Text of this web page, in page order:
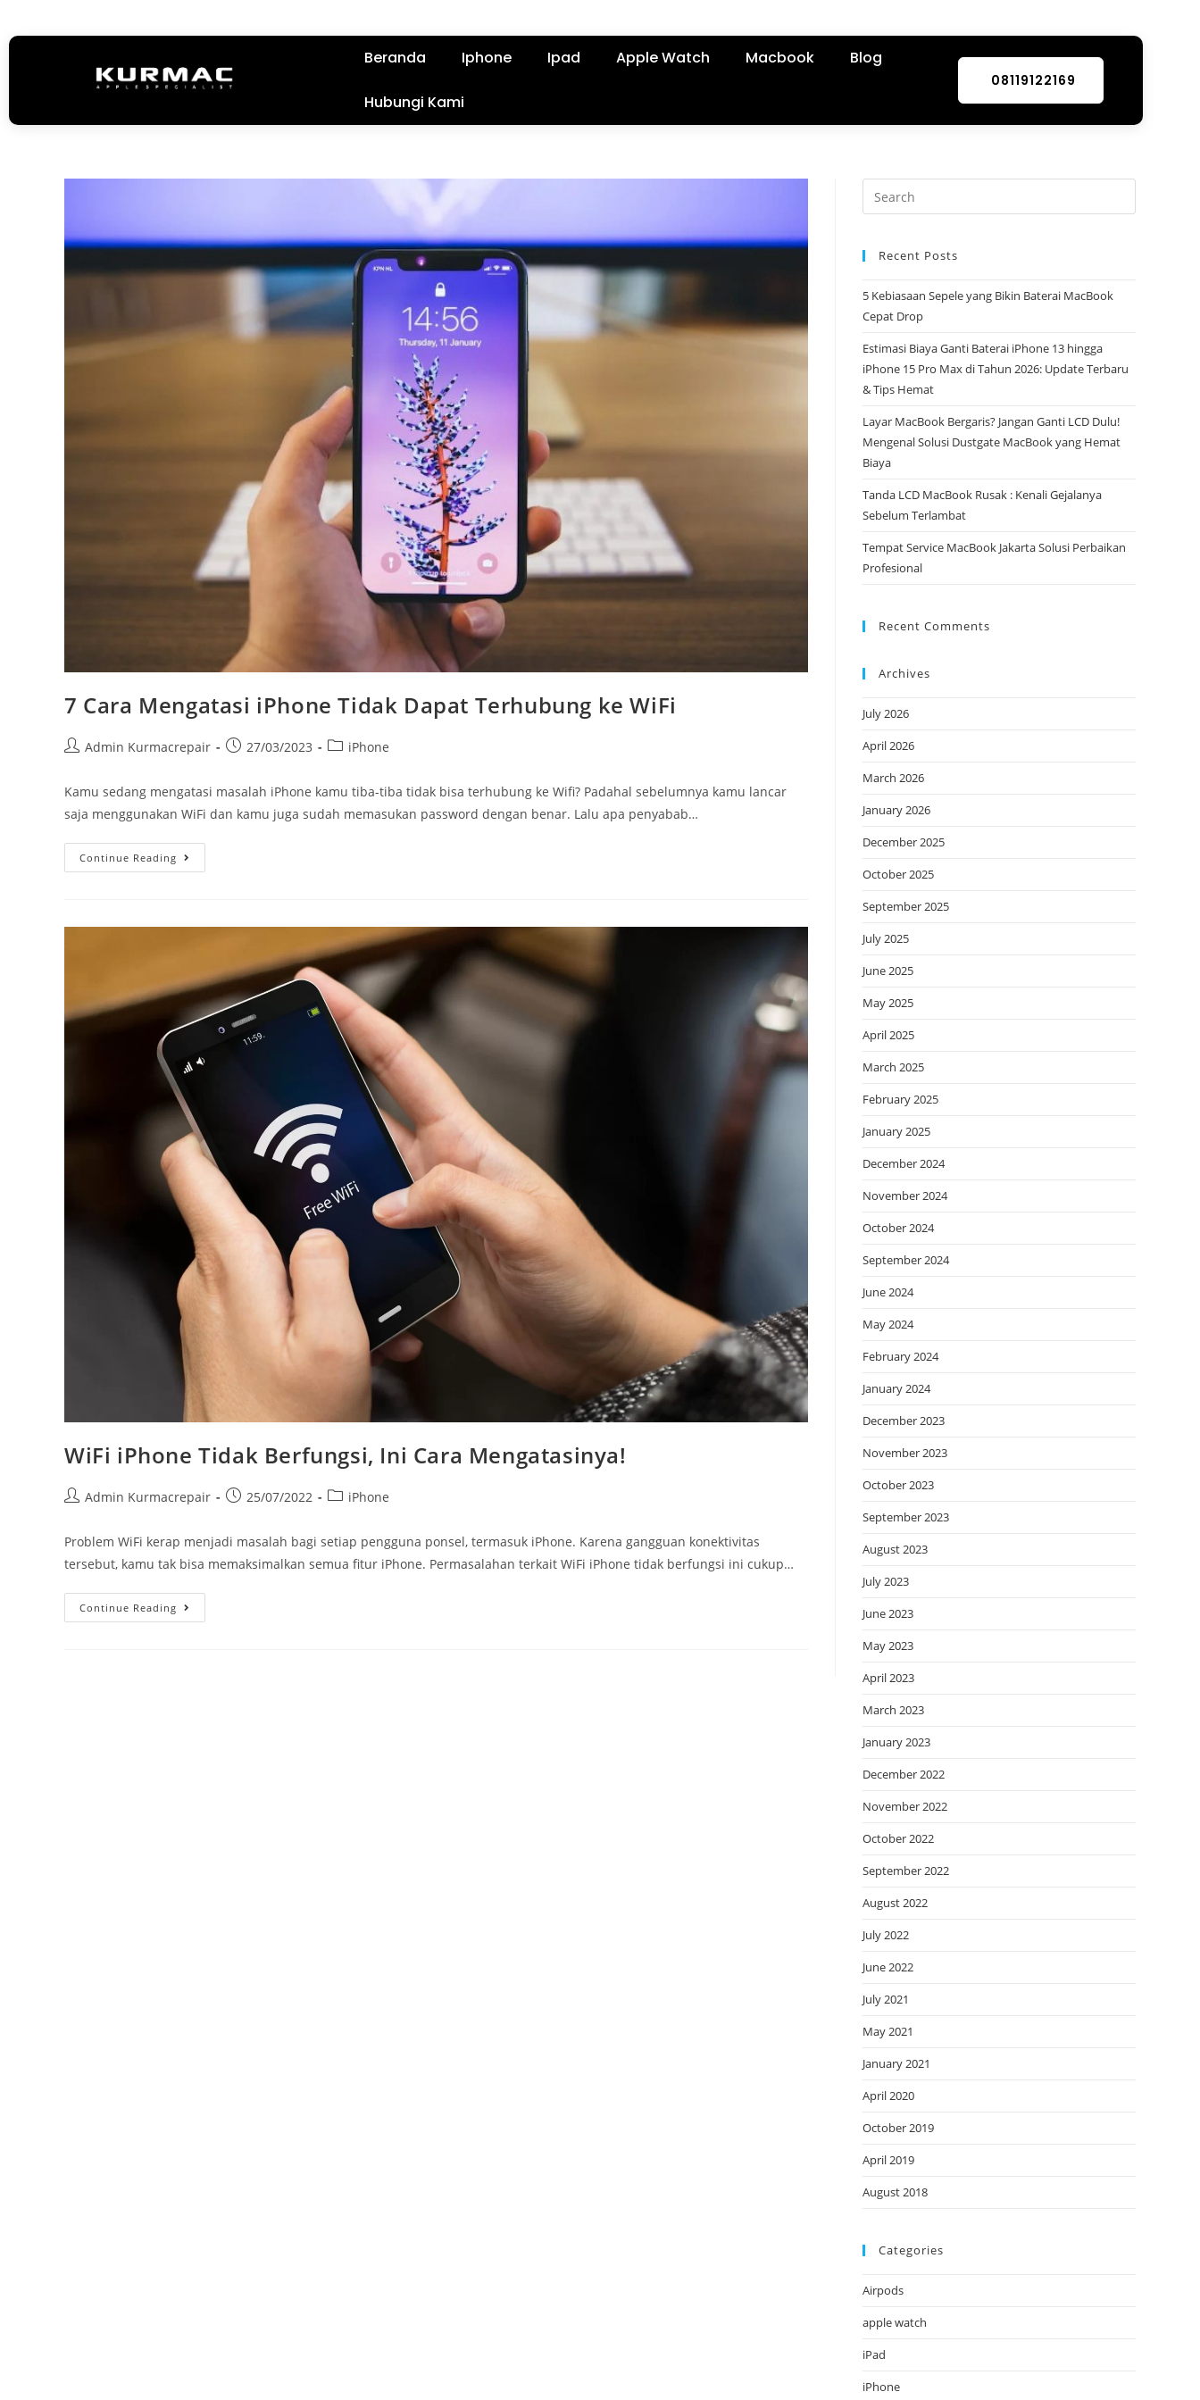
Beranda Iphone Ipad Apple Watch Macbook Blog
Hubungi Kami
08119122169
7 Cara Mengatasi iPhone Tidak Dapat Terhubung ke WiFi
Admin Kurmacrepair 27/03/2023 iPhone
Kamu sedang mengatasi masalah iPhone kamu tiba-tiba tidak bisa terhubung ke Wifi? Padahal sebelumnya kamu lancar
saja menggunakan WiFi dan kamu juga sudah memasukan password dengan benar. Lalu apa penyabab…
Continue Reading
WiFi iPhone Tidak Berfungsi, Ini Cara Mengatasinya!
Admin Kurmacrepair 25/07/2022 iPhone
Problem WiFi kerap menjadi masalah bagi setiap pengguna ponsel, termasuk iPhone. Karena gangguan konektivitas
tersebut, kamu tak bisa memaksimalkan semua fitur iPhone. Permasalahan terkait WiFi iPhone tidak berfungsi ini cukup…
Continue Reading
Recent Posts
5 Kebiasaan Sepele yang Bikin Baterai MacBook
Cepat Drop
Estimasi Biaya Ganti Baterai iPhone 13 hingga
iPhone 15 Pro Max di Tahun 2026: Update Terbaru
& Tips Hemat
Layar MacBook Bergaris? Jangan Ganti LCD Dulu!
Mengenal Solusi Dustgate MacBook yang Hemat
Biaya
Tanda LCD MacBook Rusak : Kenali Gejalanya
Sebelum Terlambat
Tempat Service MacBook Jakarta Solusi Perbaikan
Profesional
Recent Comments
Archives
July 2026
April 2026
March 2026
January 2026
December 2025
October 2025
September 2025
July 2025
June 2025
May 2025
April 2025
March 2025
February 2025
January 2025
December 2024
November 2024
October 2024
September 2024
June 2024
May 2024
February 2024
January 2024
December 2023
November 2023
October 2023
September 2023
August 2023
July 2023
June 2023
May 2023
April 2023
March 2023
January 2023
December 2022
November 2022
October 2022
September 2022
August 2022
July 2022
June 2022
July 2021
May 2021
January 2021
April 2020
October 2019
April 2019
August 2018
Categories
Airpods
apple watch
iPad
iPhone